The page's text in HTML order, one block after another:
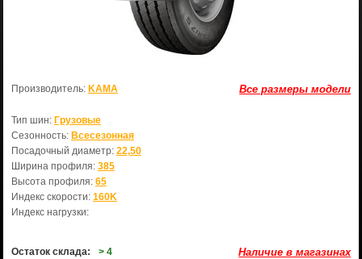
Все размеры модели
Производитель: KAMA
Тип шин: Грузовые
Сезонность: Всесезонная
Посадочный диаметр: 22,50
Ширина профиля: 385
Высота профиля: 65
Индекс скорости: 160K
Индекс нагрузки:
Остаток склада: > 4 Наличие в магазинах